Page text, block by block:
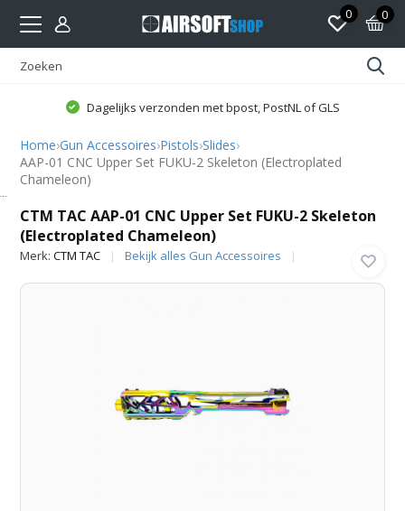
0 0
Dagelijks verzonden met bpost, PostNL of GLS
Home›Gun Accessoires›Pistols›Slides›
AAP-01 CNC Upper Set FUKU-2 Skeleton (Electroplated
Chameleon)
CTM TAC AAP-01 CNC Upper Set FUKU-2 Skeleton
(Electroplated Chameleon)
Merk:CTM TAC Bekijk alles Gun Accessoires